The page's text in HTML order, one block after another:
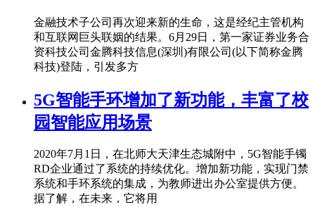
金融技术子公司再次迎来新的生命，这是经纪主管机构
和互联网巨头联姻的结果。6月29日，第一家证券业务合
资科技公司金腾科技信息(深圳)有限公司(以下简称金腾
科技)登陆，引发多方
5G智能手环增加了新功能，丰富了校
园智能应用场景
2020年7月1日，在北师大天津生态城附中，5G智能手镯
RD企业通过了系统的持续优化。增加新功能，实现门禁
系统和手环系统的集成，为教师进出办公室提供方便。
据了解，在未来，它将用